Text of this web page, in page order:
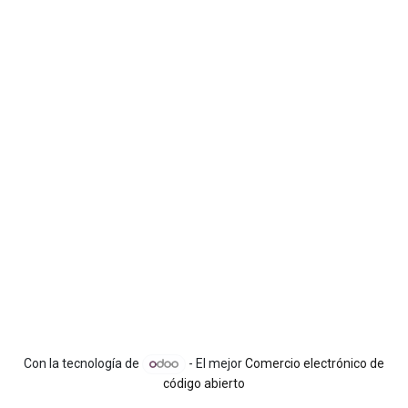
Con la tecnología de - El mejorComercio electrónico de
código abierto